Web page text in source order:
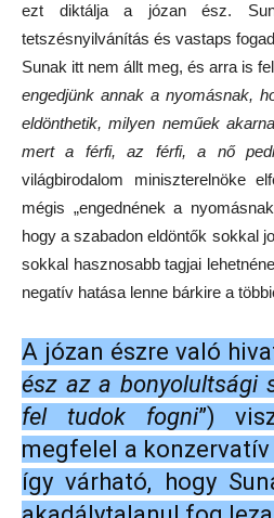
ezt diktálja a józan ész.
tetszésnyilvánítás és vastaps
Sunak itt nem állt meg, és arra is
engedjünk annak a nyomásnak,
eldönthetik, milyen neműek
mert a férfi, az férfi, a nő
világbirodalom miniszterelnöke
mégis „engednének a
hogy a szabadon eldöntők sokkal
sokkal hasznosabb tagjai
negatív hatása lenne bárkire a
A józan észre való
ész az a bonyolultsági
fel tudok fogni”)
megfelel a
így várható, hogy